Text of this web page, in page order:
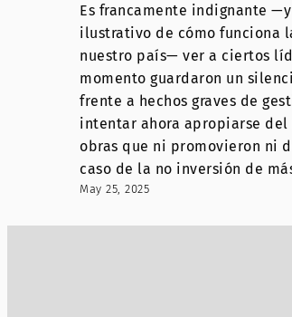
Es francamente indignante
ilustrativo de cómo funciona
nuestro país— ver a ciertos
momento guardaron un
frente a hechos graves de
intentar ahora apropiarse
obras que ni promovieron ni
caso de la no inversión de
May 25, 2025